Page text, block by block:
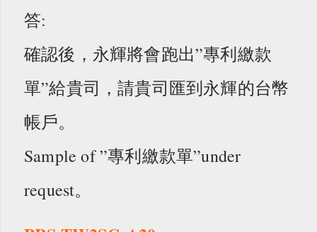
答:
確認後，永輝將會跑出”專利繳款
單”給貴司，請貴司匯到永輝的台幣
帳戶。
Sample of ”專利繳款單”under
request。